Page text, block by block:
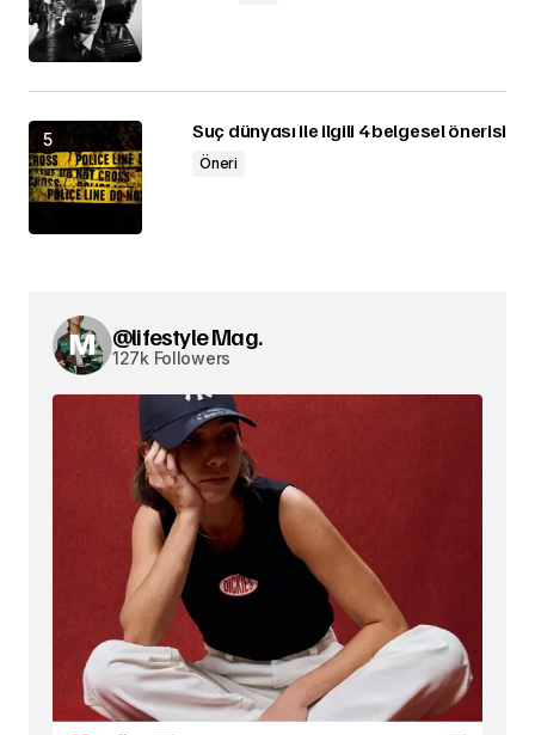
Suç dünyası ile ilgili 4 belgesel önerisi
Öneri
@lifestyle Mag.
127k Followers